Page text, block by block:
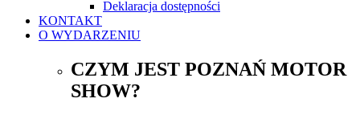
Deklaracja dostępności
KONTAKT
O WYDARZENIU
CZYM JEST POZNAŃ MOTOR
SHOW?